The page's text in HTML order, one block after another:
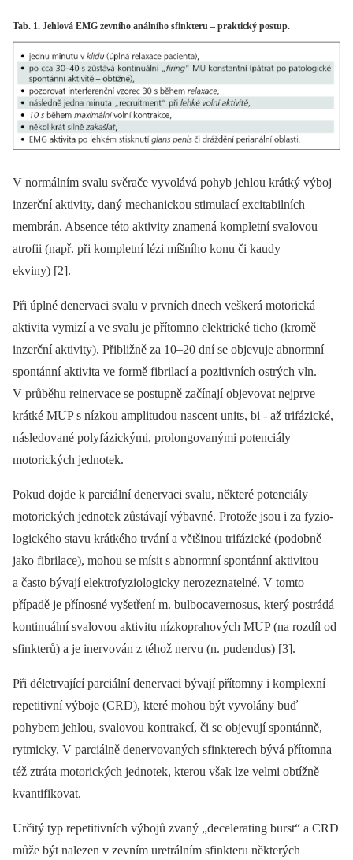
Tab. 1. Jehlová EMG zevního análního sfinkteru – praktický postup.
V normálním svalu svěrače vyvolává pohyb jehlou krátký výboj
inzerční aktivity, daný mechanickou stimulací excitabilních
membrán. Absence této aktivity znamená kompletní svalovou
atrofii (např. při kompletní lézi míšního konu či kaudy
ekviny) [2].
Při úplné denervaci svalu v prvních dnech veškerá motorická
aktivita vymizí a ve svalu je přítomno elektrické ticho (kromě
inzerční aktivity). Přibližně za 10–20 dní se objevuje abnormní
spontánní aktivita ve formě fibrilací a pozitivních ostrých vln.
V průběhu reinervace se postupně začínají objevovat nejprve
krátké MUP s nízkou amplitudou nascent units, bi -⁠ až trifázické,
následované poly­fázickými, prolongovanými potenciály
motorických jednotek.
Pokud dojde k parciální denervaci svalu, některé potenciály
motorických jednotek zůstávají výbavné. Protože jsou i za fyzio­
logického stavu krátkého trvání a většinou trifázické (podobně
jako fibrilace), mohou se mísit s abnormní spontánní aktivitou
a často bývají elektrofyziologicky nerozeznatelné. V tomto
případě je přínosné vyšetření m. bulbocavernosus, který postrádá
kontinuální svalovou aktivitu nízkoprahových MUP (na rozdíl od
sfinkterů) a je inervován z téhož nervu (n. pudendus) [3].
Při déletrvající parciální denervaci bývají přítomny i komplexní
repetitivní výboje (CRD), které mohou být vyvolány buď
pohybem jehlou, svalovou kontrakcí, či se objevují spontánně,
rytmicky. V parciálně denervovaných sfinkterech bývá přítomna
též ztráta motorických jednotek, kterou však lze velmi obtížně
kvantifikovat.
Určitý typ repetitivních výbojů zvaný „decelerating burst“ a CRD
může být nalezen v zevním uretrálním sfinkteru některých